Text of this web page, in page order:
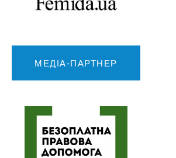
МЕДІА-ПАРТНЕР